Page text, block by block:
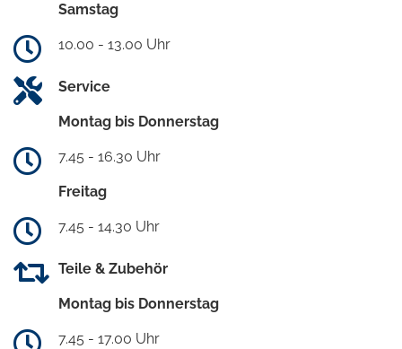
Samstag
10.00 - 13.00 Uhr
Service
Montag bis Donnerstag
7.45 - 16.30 Uhr
Freitag
7.45 - 14.30 Uhr
Teile & Zubehör
Montag bis Donnerstag
7.45 - 17.00 Uhr